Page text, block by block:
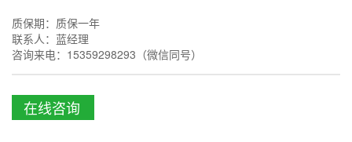
质保期：质保一年
联系人：蓝经理
咨询来电：15359298293（微信同号）
在线咨询